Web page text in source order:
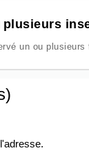
plusieurs
un ou plusieurs